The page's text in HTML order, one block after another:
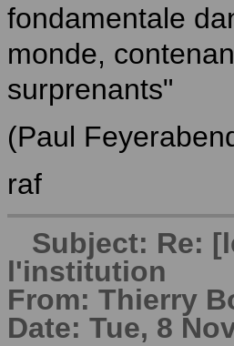
fondamentale
monde,
surprenants"
(Paul
raf
Subject: Re:
l'institution
From: Thierry
Date: Tue, 8